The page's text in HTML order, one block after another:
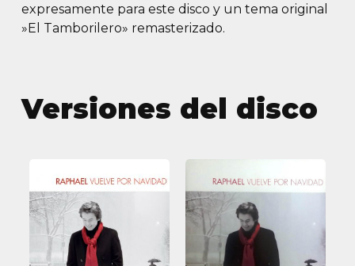
expresamente para este disco y un tema original
»El Tamborilero» remasterizado.
Versiones del disco
por
navidad
por
navidad